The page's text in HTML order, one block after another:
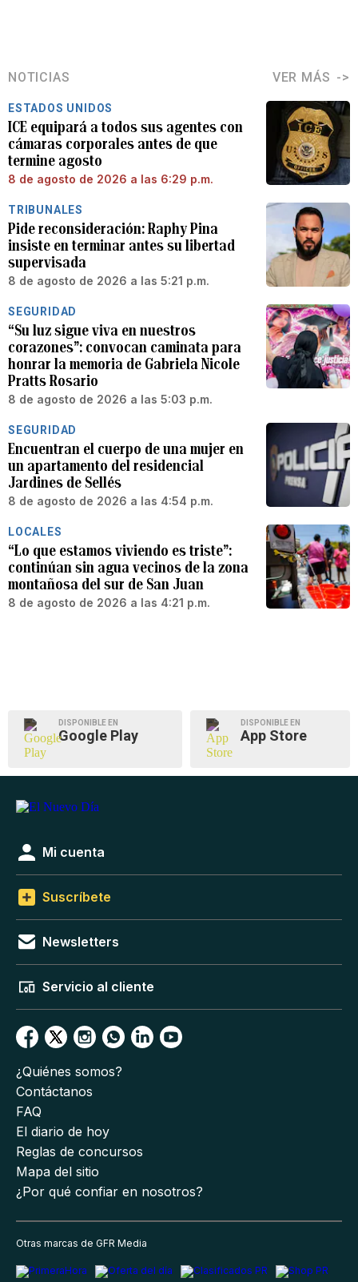
NOTICIAS VER MÁS
ESTADOS UNIDOS
ICE equipará a todos sus agentes con
cámaras corporales antes de que
termine agosto
8 de agosto de 2026 a las 6:29 p.m.
TRIBUNALES
Pide reconsideración: Raphy Pina
insiste en terminar antes su libertad
supervisada
8 de agosto de 2026 a las 5:21 p.m.
SEGURIDAD
“Su luz sigue viva en nuestros
corazones”: convocan caminata para
honrar la memoria de Gabriela Nicole
Pratts Rosario
8 de agosto de 2026 a las 5:03 p.m.
SEGURIDAD
Encuentran el cuerpo de una mujer en
un apartamento del residencial
Jardines de Sellés
8 de agosto de 2026 a las 4:54 p.m.
LOCALES
“Lo que estamos viviendo es triste”:
continúan sin agua vecinos de la zona
montañosa del sur de San Juan
8 de agosto de 2026 a las 4:21 p.m.
DISPONIBLE EN
Google Play
DISPONIBLE EN
App Store
Mi cuenta
Suscríbete
Newsletters
Servicio al cliente
¿Quiénes somos?
Contáctanos
FAQ
El diario de hoy
Reglas de concursos
Mapa del sitio
¿Por qué confiar en nosotros?
Otras marcas de GFR Media